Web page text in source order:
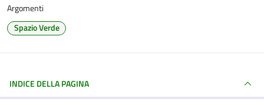
Argomenti
Spazio Verde
INDICE DELLA PAGINA